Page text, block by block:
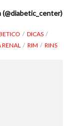
(@diabetic_center)
DICAS
RENAL RIM RINS